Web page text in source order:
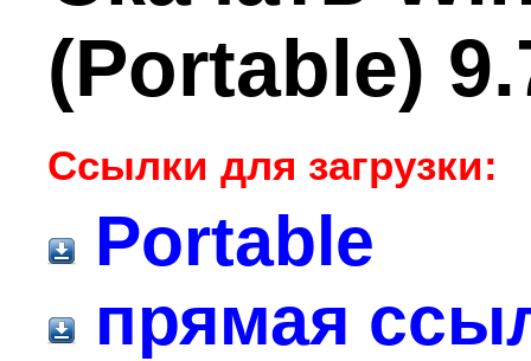
(Portable)
Ссылки для загрузки:
Portable
прямая